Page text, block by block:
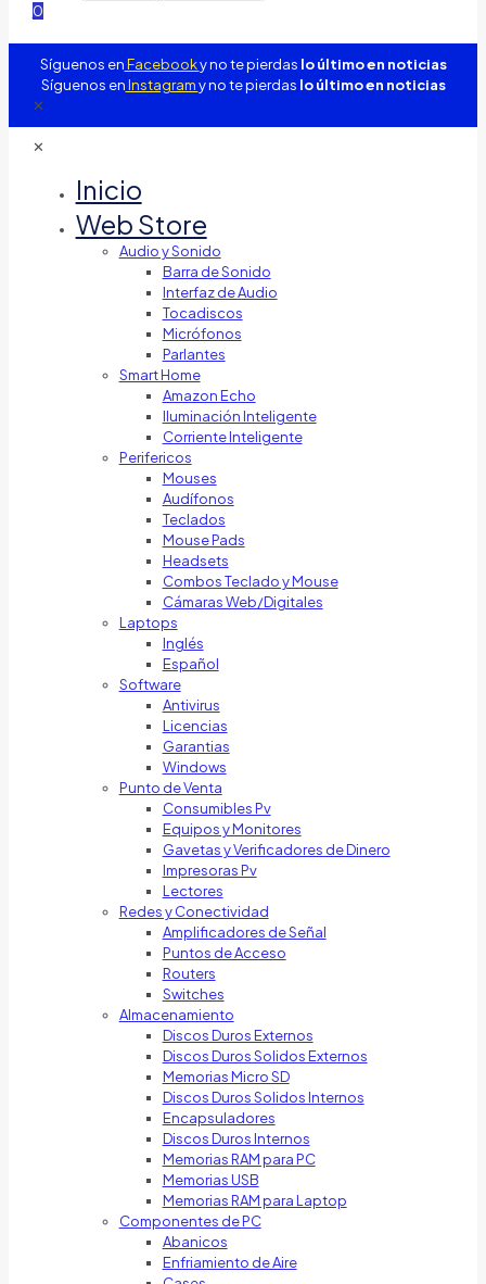
0
Síguenos enFacebooky no te pierdas lo último en noticias
Síguenos enInstagramy no te pierdas lo último en noticias
✕
✕
Inicio
Web Store
Audio y Sonido
Barra de Sonido
Interfaz de Audio
Tocadiscos
Micrófonos
Parlantes
Smart Home
Amazon Echo
Iluminación Inteligente
Corriente Inteligente
Perifericos
Mouses
Audífonos
Teclados
Mouse Pads
Headsets
Combos Teclado y Mouse
Cámaras Web/Digitales
Laptops
Inglés
Español
Software
Antivirus
Licencias
Garantias
Windows
Punto de Venta
Consumibles Pv
Equipos y Monitores
Gavetas y Verificadores de Dinero
Impresoras Pv
Lectores
Redes y Conectividad
Amplificadores de Señal
Puntos de Acceso
Routers
Switches
Almacenamiento
Discos Duros Externos
Discos Duros Solidos Externos
Memorias Micro SD
Discos Duros Solidos Internos
Encapsuladores
Discos Duros Internos
Memorias RAM para PC
Memorias USB
Memorias RAM para Laptop
Componentes de PC
Abanicos
Enfriamiento de Aire